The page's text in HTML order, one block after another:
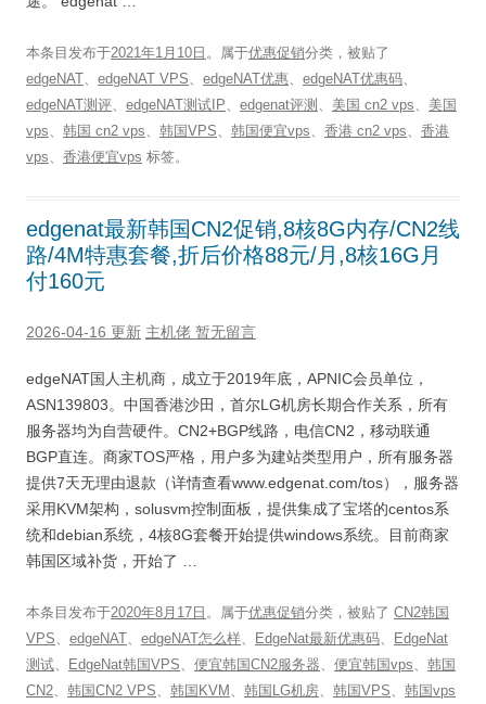
本条目发布于2021年1月10日 。属于优惠促销分类，被贴了
edgeNAT、 edgeNAT VPS、 edgeNAT优惠、 edgeNAT优惠码、
edgeNAT测评、 edgeNAT测试IP、 edgenat评测 、 美国 cn2 vps、 美国
vps、 韩国 cn2 vps、 韩国VPS、 韩国便宜vps、 香港 cn2 vps、 香港
vps、 香港便宜vps 标签。
edgenat最新韩国CN2促销,8核8G内存/CN2线
路/4M特惠套餐,折后价格88元/月,8核16G月
付160元
2026-04-16 更新 主机佬 暂无留言
edgeNAT国人主机商，成立于2019年底，APNIC会员单位，
ASN139803。中国香港沙田，首尔LG机房长期合作关系，所有
服务器均为自营硬件。CN2+BGP线路，电信CN2，移动联通
BGP直连。商家TOS严格，用户多为建站类型用户，所有服务器
提供7天无理由退款（详情查看www.edgenat.com/tos），服务器
采用KVM架构，solusvm控制面板，提供集成了宝塔的centos系
统和debian系统，4核8G套餐开始提供windows系统。目前商家
韩国区域补货，开始了 …
本条目发布于2020年8月17日 。属于优惠促销分类，被贴了 CN2韩国
VPS、 edgeNAT、 edgeNAT怎么样、 EdgeNat最新优惠码、
EdgeNat
测试、 EdgeNat韩国VPS、 便宜韩国CN2服务器、 便宜韩国vps、 韩国
CN2、 韩国CN2 VPS、 韩国KVM 、 韩国LG机房、 韩国VPS、 韩国vps